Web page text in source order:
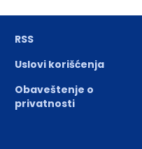
RSS
Uslovi korišćenja
Obaveštenje o
privatnosti